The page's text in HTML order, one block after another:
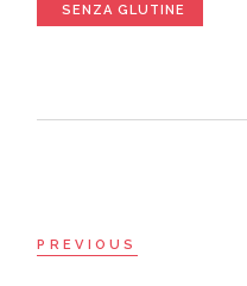
SENZA GLUTINE
PREVIOUS